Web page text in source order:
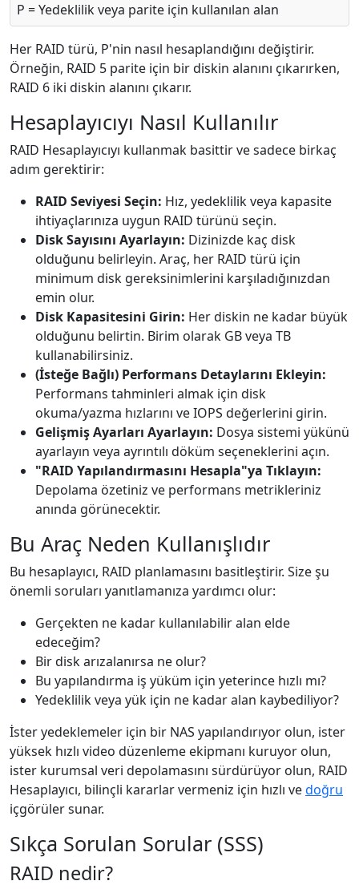
P = Yedeklilik veya parite için kullanılan alan
Her RAID türü, P'nin nasıl hesaplandığını değiştirir.
Örneğin, RAID 5 parite için bir diskin alanını çıkarırken,
RAID 6 iki diskin alanını çıkarır.
Hesaplayıcıyı Nasıl Kullanılır
RAID Hesaplayıcıyı kullanmak basittir ve sadece birkaç
adım gerektirir:
RAID Seviyesi Seçin: Hız, yedeklilik veya kapasite
ihtiyaçlarınıza uygun RAID türünü seçin.
Disk Sayısını Ayarlayın: Dizinizde kaç disk
olduğunu belirleyin. Araç, her RAID türü için
minimum disk gereksinimlerini karşıladığınızdan
emin olur.
Disk Kapasitesini Girin: Her diskin ne kadar büyük
olduğunu belirtin. Birim olarak GB veya TB
kullanabilirsiniz.
(İsteğe Bağlı) Performans Detaylarını Ekleyin:
Performans tahminleri almak için disk
okuma/yazma hızlarını ve IOPS değerlerini girin.
Gelişmiş Ayarları Ayarlayın: Dosya sistemi yükünü
ayarlayın veya ayrıntılı döküm seçeneklerini açın.
"RAID Yapılandırmasını Hesapla"ya Tıklayın:
Depolama özetiniz ve performans metrikleriniz
anında görünecektir.
Bu Araç Neden Kullanışlıdır
Bu hesaplayıcı, RAID planlamasını basitleştirir. Size şu
önemli soruları yanıtlamanıza yardımcı olur:
Gerçekten ne kadar kullanılabilir alan elde
edeceğim?
Bir disk arızalanırsa ne olur?
Bu yapılandırma iş yüküm için yeterince hızlı mı?
Yedeklilik veya yük için ne kadar alan kaybediliyor?
İster yedeklemeler için bir NAS yapılandırıyor olun, ister
yüksek hızlı video düzenleme ekipmanı kuruyor olun,
ister kurumsal veri depolamasını sürdürüyor olun, RAID
Hesaplayıcı, bilinçli kararlar vermeniz için hızlı vedoğru
içgörüler sunar.
Sıkça Sorulan Sorular (SSS)
RAID nedir?